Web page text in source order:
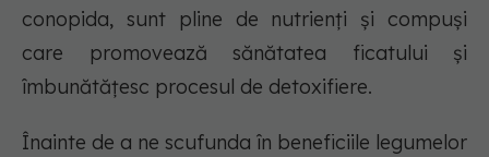
conopida, sunt pline de nutrienți și compuși
care promovează sănătatea ficatului și
îmbunătățesc procesul de detoxifiere.
Înainte de a ne scufunda în beneficiile legumelor